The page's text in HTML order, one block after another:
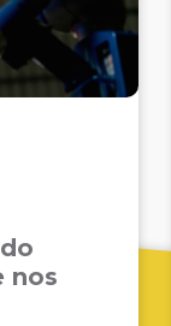
nos